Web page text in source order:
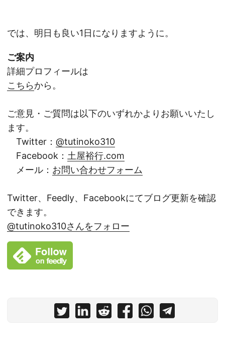
では、明日も良い1日になりますように。
ご案内
詳細プロフィールは
こちらから。
ご意見・ご質問は以下のいずれかよりお願いいたし
ます。
Twitter： @tutinoko310
Facebook： 土屋裕行.com
メール： お問い合わせフォーム
Twitter、Feedly、Facebookにてブログ更新を確認
できます。
@tutinoko310さんをフォロー